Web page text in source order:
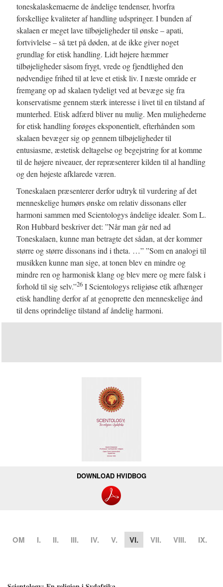
toneskalaskemaerne de åndelige tendenser, hvorfra
forskellige kvaliteter af handling udspringer. I bunden af
skalaen er meget lave tilbøjeligheder til ønske – apati,
fortvivlelse – så tæt på døden, at de ikke giver noget
grundlag for etisk handling. Lidt højere hæmmer
tilbøjeligheder såsom frygt, vrede og fjendtlighed den
nødvendige frihed til at leve et etisk liv. I næste område er
fremgang op ad skalaen tydeligt ved at bevæge sig fra
konservatisme gennem stærk interesse i livet til en tilstand af
munterhed. Etisk adfærd bliver nu mulig. Men mulighederne
for etisk handling forøges eksponentielt, efterhånden som
skalaen bevæger sig op gennem tilbøjeligheder til
entusiasme, æstetisk deltagelse og begejstring for at komme
til de højere niveauer, der repræsenterer kilden til al handling
og den højeste afklarede væren.
Toneskalaen præsenterer derfor udtryk til vurdering af det
menneskelige humørs ønske om relativ dissonans eller
harmoni sammen med Scientologys åndelige idealer. Som L.
Ron Hubbard beskriver det: ”Når man går ned ad
Toneskalaen, kunne man betragte det sådan, at der kommer
større og større dissonans ind i theta. …” ”Som en analogi til
musikken kunne man sige, at tonen blev en mindre og
mindre ren og harmonisk klang og blev mere og mere falsk i
forhold til sig selv.”26 I Scientologys religiøse etik afhænger
etisk handling derfor af at genoprette den menneskelige ånd
til dens oprindelige tilstand af åndelig harmoni.
DOWNLOAD HVIDBOG
OM I. II. III. IV. V. VI. VII. VIII. IX.